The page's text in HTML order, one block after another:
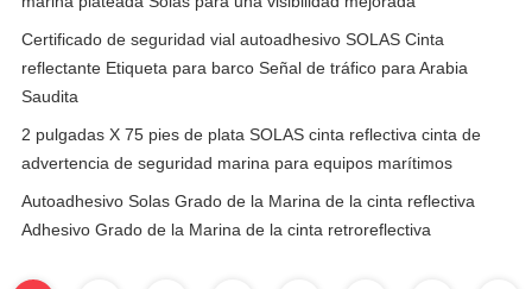
Certificado de seguridad vial autoadhesivo SOLAS Cinta
reflectante Etiqueta para barco Señal de tráfico para Arabia
Saudita
2 pulgadas X 75 pies de plata SOLAS cinta reflectiva cinta de
advertencia de seguridad marina para equipos marítimos
Autoadhesivo Solas Grado de la Marina de la cinta reflectiva
Adhesivo Grado de la Marina de la cinta retroreflectiva